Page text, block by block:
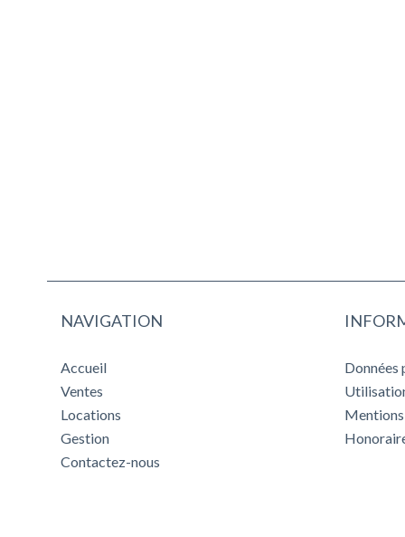
NAVIGATION
Accueil
Ventes
Locations
Gestion
Contactez-nous
Données